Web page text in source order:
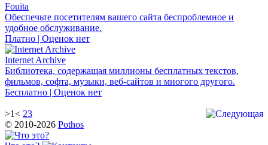
Fouita
Обеспечьте посетителям вашего сайта беспроблемное и
удобное обслуживание.
Платно | Оценок нет
Internet Archive
Библиотека, содержащая миллионы бесплатных текстов,
фильмов, софта, музыки, веб-сайтов и многого другого.
Бесплатно | Оценок нет
>1< 23
© 2010-2026 Pothos